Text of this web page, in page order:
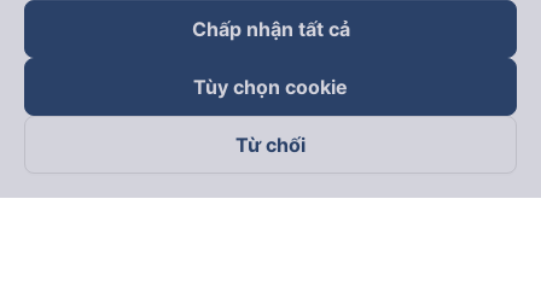
Facebook Tiktok Youtube
Chấp nhận tất cả
Tùy chọn cookie
Từ chối